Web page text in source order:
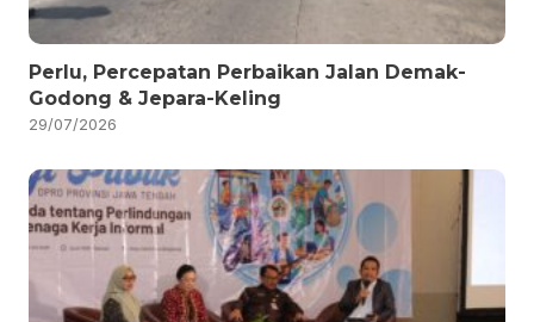
Perlu, Percepatan Perbaikan Jalan Demak-
Godong & Jepara-Keling
29/07/2026